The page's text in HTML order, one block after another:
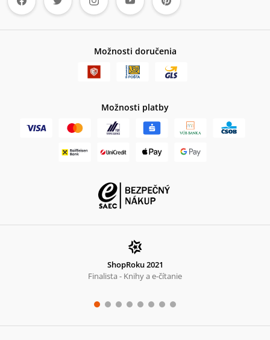
Možnosti doručenia
Možnosti platby
ShopRoku 2021
Finalista - Knihy a e-čítanie